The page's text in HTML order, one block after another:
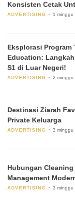
Konsisten Cetak
ADVERTISING 1 minggu
Eksplorasi
Education:
S1 di Luar Negeri!
ADVERTISING 2 minggu
Destinasi Ziarah
Private Keluarga
ADVERTISING 3 minggu
Hubungan
Management
ADVERTISING 3 minggu